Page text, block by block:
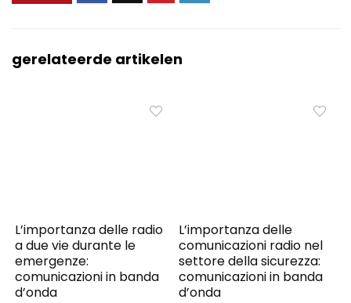
gerelateerde artikelen
L’importanza delle radio
a due vie durante le
emergenze:
comunicazioni in banda
d’onda
L’importanza delle
comunicazioni radio nel
settore della sicurezza:
comunicazioni in banda
d’onda